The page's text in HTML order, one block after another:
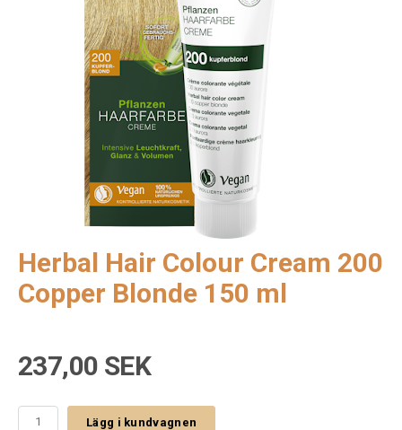
Herbal Hair Colour Cream 200
Copper Blonde 150 ml
237,00 SEK
Lägg i kundvagnen